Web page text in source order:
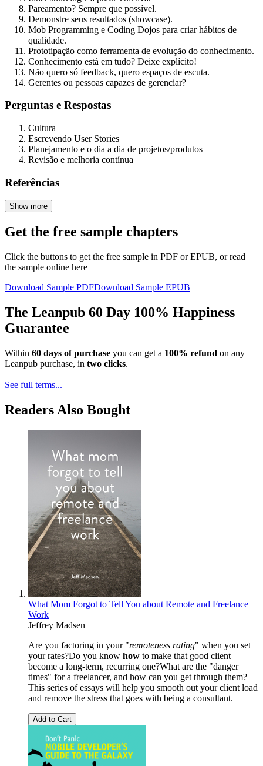
Pareamento? Sempre que possível.
Demonstre seus resultados (showcase).
Mob Programming e Coding Dojos para criar hábitos de
qualidade.
Prototipação como ferramenta de evolução do conhecimento.
Conhecimento está em tudo? Deixe explícito!
Não quero só feedback, quero espaços de escuta.
Gerentes ou pessoas capazes de gerenciar?
Perguntas e Respostas
Cultura
Escrevendo User Stories
Planejamento e o dia a dia de projetos/produtos
Revisão e melhoria contínua
Referências
Show more
Get the free sample chapters
Click the buttons to get the free sample in PDF or EPUB, or read
the sample online here
Download Sample PDFDownload Sample EPUB
The Leanpub 60 Day 100% Happiness
Guarantee
Within 60 days of purchase you can get a 100% refund on any
Leanpub purchase, in two clicks.
See full terms...
Readers Also Bought
What Mom Forgot to Tell You about Remote and Freelance
Work
Jeffrey Madsen
Are you factoring in your "remoteness rating" when you set
your rates?Do you know how to make that good client
become a long-term, recurring one?What are the "danger
times" for a freelancer, and how can you get through them?
This series of essays will help you smooth out your client load
and remove the stress that goes with being a consultant.
Add to Cart